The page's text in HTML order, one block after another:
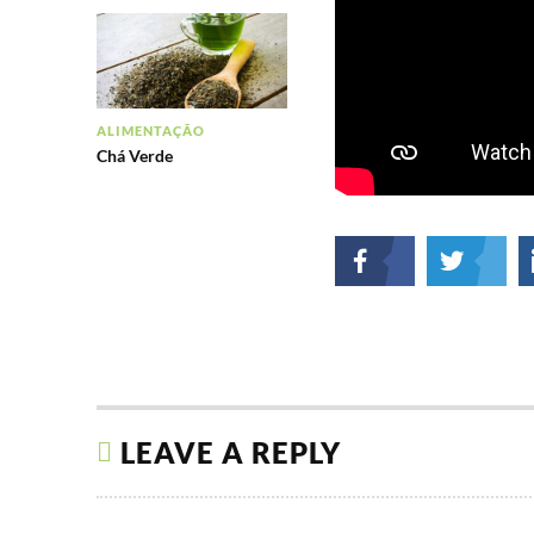
ALIMENTAÇÃO
Chá Verde
LEAVE A REPLY